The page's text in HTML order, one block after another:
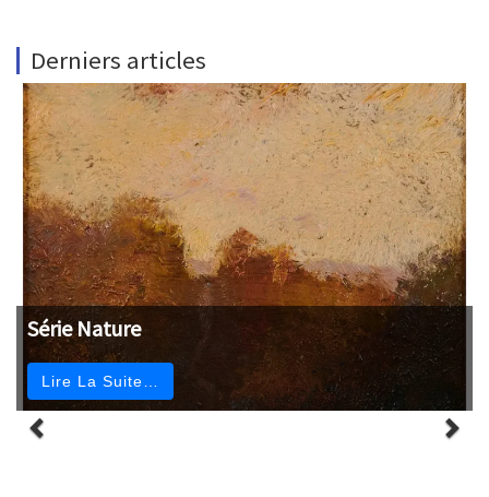
Derniers articles
Série Nature
Lire La Suite…